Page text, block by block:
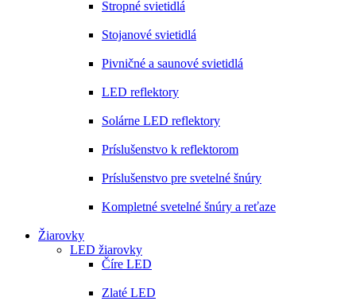
Stropné svietidlá
Stojanové svietidlá
Pivničné a saunové svietidlá
LED reflektory
Solárne LED reflektory
Príslušenstvo k reflektorom
Príslušenstvo pre svetelné šnúry
Kompletné svetelné šnúry a reťaze
Žiarovky
LED žiarovky
Číre LED
Zlaté LED